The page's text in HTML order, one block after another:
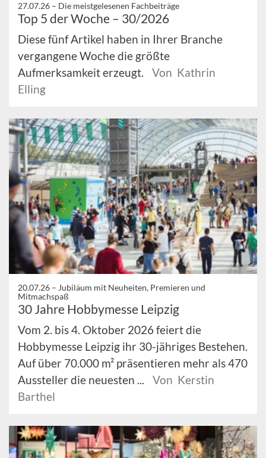
27.07.26 – Die meistgelesenen Fachbeiträge
Top 5 der Woche – 30/2026
Diese fünf Artikel haben in Ihrer Branche
vergangene Woche die größte
Aufmerksamkeit erzeugt.
Von Kathrin
Elling
20.07.26 – Jubiläum mit Neuheiten, Premieren und
Mitmachspaß
30 Jahre Hobbymesse Leipzig
Vom 2. bis 4. Oktober 2026 feiert die
Hobbymesse Leipzig ihr 30-jähriges Bestehen.
Auf über 70.000 m² präsentieren mehr als 470
Aussteller die neuesten ...
Von Kerstin
Barthel